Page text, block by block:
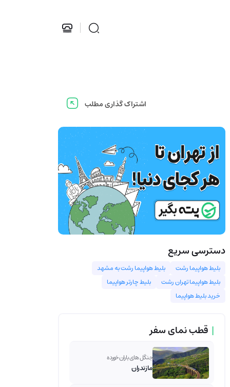
اشتراک گذاری مطلب
دسترسی سریع
بلیط هواپیما رشت
بلیط هواپیما رشت به مشهد
بلیط هواپیما تهران رشت
بلیط چارتر هواپیما
خرید بلیط هواپیما
| قطب نمای سفر
جنگل های باران خورده
مازندران